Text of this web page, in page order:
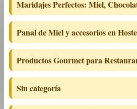
Maridajes Perfectos: Miel,
Panal de Miel y accesorios en
Productos Gourmet para
Sin categoría